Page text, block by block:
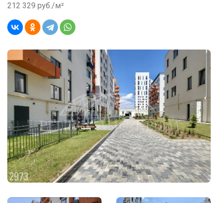
212 329 руб./м²